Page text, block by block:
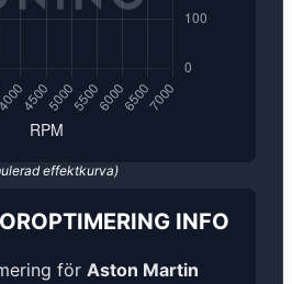
effektkurva)
INFO
för Aston Martin